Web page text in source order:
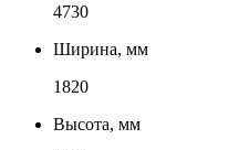
4730
Ширина, мм
1820
Высота, мм